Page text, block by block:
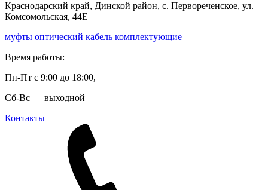
Краснодарский край, Динской район, с. Первореченское, ул.
Комсомольская, 44Е
муфты оптический кабель комплектующие
Время работы:
Пн-Пт с 9:00 до 18:00,
Сб-Вс — выходной
Контакты